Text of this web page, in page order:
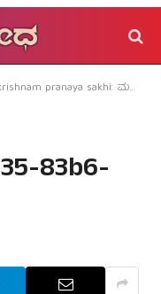
pranaya sakhi: ಮತ್ತೆ ಪ್ರಣಯದ ಗುಂಗಿಗೆ ಬಿದ್ದರು ಗೋಲ್ಡನ್ ಸ್ಟಾರ್!
83b6-